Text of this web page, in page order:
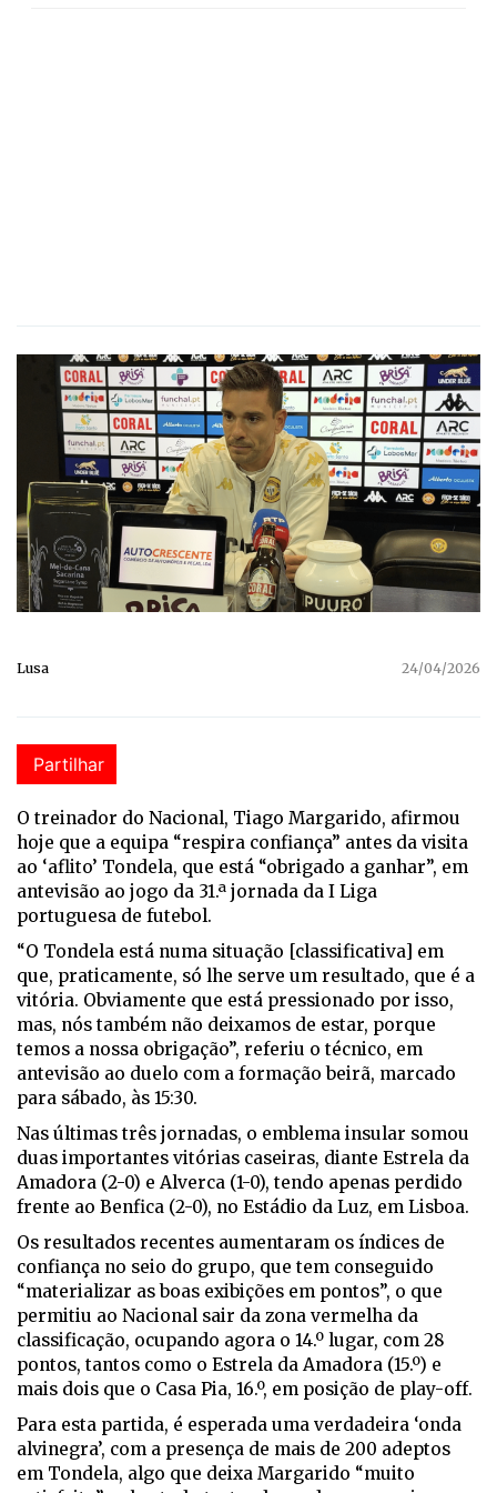
Lusa 24/04/2026
Partilhar
O treinador do Nacional, Tiago Margarido, afirmou
hoje que a equipa “respira confiança” antes da visita
ao ‘aflito’ Tondela, que está “obrigado a ganhar”, em
antevisão ao jogo da 31.ª jornada da I Liga
portuguesa de futebol.
“O Tondela está numa situação [classificativa] em
que, praticamente, só lhe serve um resultado, que é a
vitória. Obviamente que está pressionado por isso,
mas, nós também não deixamos de estar, porque
temos a nossa obrigação”, referiu o técnico, em
antevisão ao duelo com a formação beirã, marcado
para sábado, às 15:30.
Nas últimas três jornadas, o emblema insular somou
duas importantes vitórias caseiras, diante Estrela da
Amadora (2-0) e Alverca (1-0), tendo apenas perdido
frente ao Benfica (2-0), no Estádio da Luz, em Lisboa.
Os resultados recentes aumentaram os índices de
confiança no seio do grupo, que tem conseguido
“materializar as boas exibições em pontos”, o que
permitiu ao Nacional sair da zona vermelha da
classificação, ocupando agora o 14.º lugar, com 28
pontos, tantos como o Estrela da Amadora (15.º) e
mais dois que o Casa Pia, 16.º, em posição de play-off.
Para esta partida, é esperada uma verdadeira ‘onda
alvinegra’, com a presença de mais de 200 adeptos
em Tondela, algo que deixa Margarido “muito